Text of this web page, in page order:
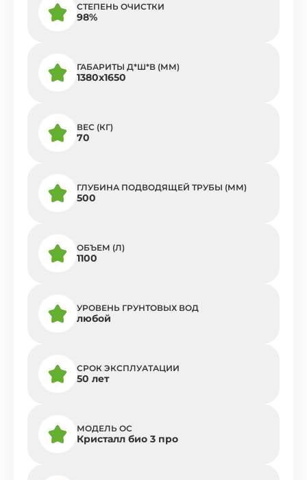
СТЕПЕНЬ ОЧИСТКИ
98%
ГАБАРИТЫ Д*Ш*В (ММ)
1380х1650
ВЕС (КГ)
70
ГЛУБИНА ПОДВОДЯЩЕЙ ТРУБЫ (ММ)
500
ОБЪЕМ (Л)
1100
УРОВЕНЬ ГРУНТОВЫХ ВОД
любой
СРОК ЭКСПЛУАТАЦИИ
50 лет
МОДЕЛЬ ОС
Кристалл био 3 про